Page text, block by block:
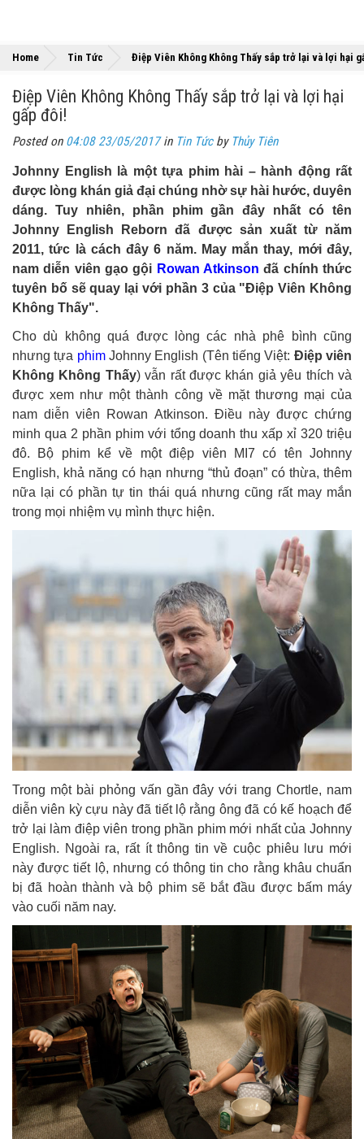
Home Tin Tức Điệp Viên Không Không Thấy sắp trở lại và lợi hại
Điệp Viên Không Không Thấy sắp trở lại và lợi hại
gấp đôi!
Posted on 04:08 23/05/2017in Tin Tứcby Thủy Tiên
Johnny English là một tựa phim hài – hành động rất
được lòng khán giả đại chúng nhờ sự hài hước, duyên
dáng. Tuy nhiên, phần phim gần đây nhất có tên
Johnny English Reborn đã được sản xuất từ năm
2011, tức là cách đây 6 năm. May mắn thay, mới đây,
nam diễn viên gạo gội Rowan Atkinson đã chính thức
tuyên bố sẽ quay lại với phần 3 của "Điệp Viên Không
Không Thấy".
Cho dù không quá được lòng các nhà phê bình cũng
nhưng tựa phimJohnny English (Tên tiếng Việt: Điệp viên
Không Không Thấy) vẫn rất được khán giả yêu thích và
được xem như một thành công về mặt thương mại của
nam diễn viên Rowan Atkinson. Điều này được chứng
minh qua 2 phần phim với tổng doanh thu xấp xỉ 320 triệu
đô. Bộ phim kể về một điệp viên MI7 có tên Johnny
English, khả năng có hạn nhưng “thủ đoạn” có thừa, thêm
nữa lại có phần tự tin thái quá nhưng cũng rất may mắn
trong mọi nhiệm vụ mình thực hiện.
Trong một bài phỏng vấn gần đây với trang Chortle, nam
diễn viên kỳ cựu này đã tiết lộ rằng ông đã có kế hoạch để
trở lại làm điệp viên trong phần phim mới nhất của Johnny
English. Ngoài ra, rất ít thông tin về cuộc phiêu lưu mới
này được tiết lộ, nhưng có thông tin cho rằng khâu chuẩn
bị đã hoàn thành và bộ phim sẽ bắt đầu được bấm máy
vào cuối năm nay.